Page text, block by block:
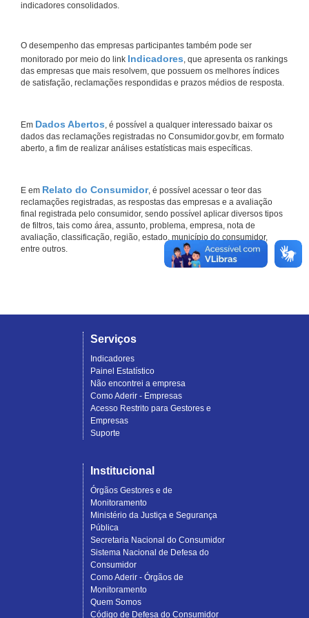
indicadores consolidados.
O desempenho das empresas participantes também pode ser
monitorado por meio do link Indicadores, que apresenta os rankings
das empresas que mais resolvem, que possuem os melhores índices
de satisfação, reclamações respondidas e prazos médios de resposta.
Em Dados Abertos, é possível a qualquer interessado baixar os
dados das reclamações registradas no Consumidor.gov.br, em formato
aberto, a fim de realizar análises estatísticas mais específicas.
E em Relato do Consumidor, é possível acessar o teor das
reclamações registradas, as respostas das empresas e a avaliação
final registrada pelo consumidor, sendo possível aplicar diversos tipos
de filtros, tais como área, assunto, problema, empresa, nota de
avaliação, classificação, região, estado, município do consumidor,
entre outros.
Serviços
Indicadores
Painel Estatístico
Não encontrei a empresa
Como Aderir - Empresas
Acesso Restrito para Gestores e
Empresas
Suporte
Institucional
Órgãos Gestores e de
Monitoramento
Ministério da Justiça e Segurança
Pública
Secretaria Nacional do Consumidor
Sistema Nacional de Defesa do
Consumidor
Como Aderir - Órgãos de
Monitoramento
Quem Somos
Código de Defesa do Consumidor